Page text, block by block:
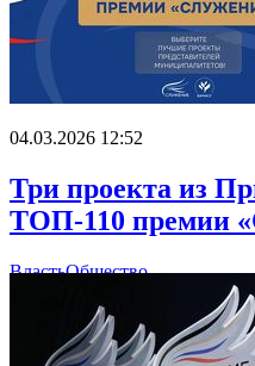
04.03.2026 12:52
Три проекта из
ТОП-110 премии
ВластьОбщество